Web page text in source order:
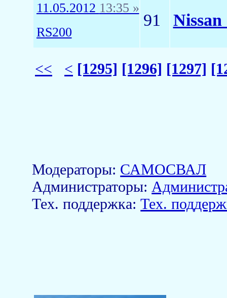
11.05.2012 13:35 »
RS200
91
<< < [1295] [1296] [1297]
Модераторы: САМОСВАЛ
Aдминистраторы:
Тех. поддержка:Тех.